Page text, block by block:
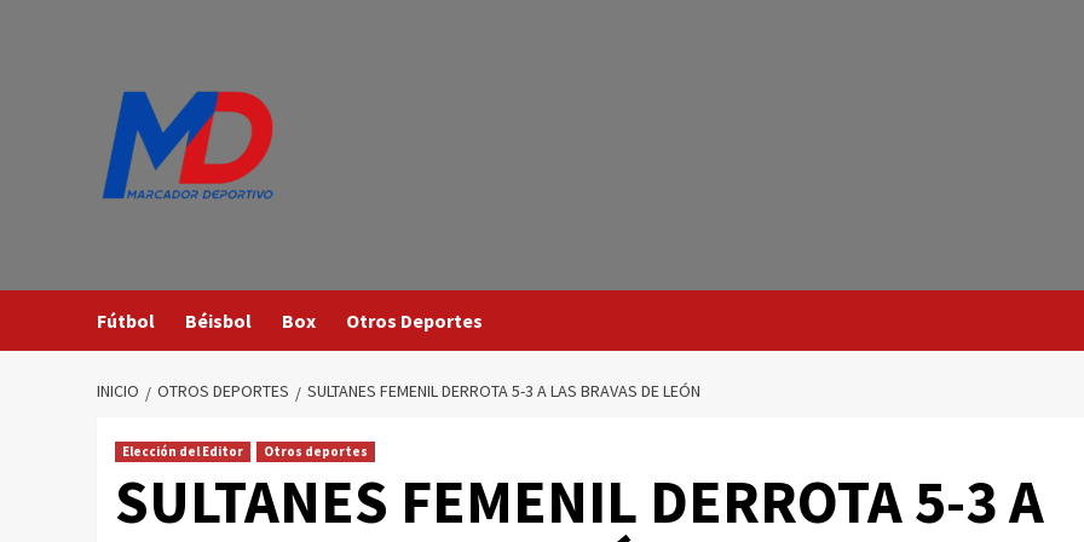
Fútbol Béisbol Box Otros Deportes
INICIO OTROS DEPORTES SULTANES FEMENIL DERROTA 5-3 A LAS BRAVAS DE LEÓN
Elección del Editor Otros deportes
SULTANES FEMENIL DERROTA 5-3 A